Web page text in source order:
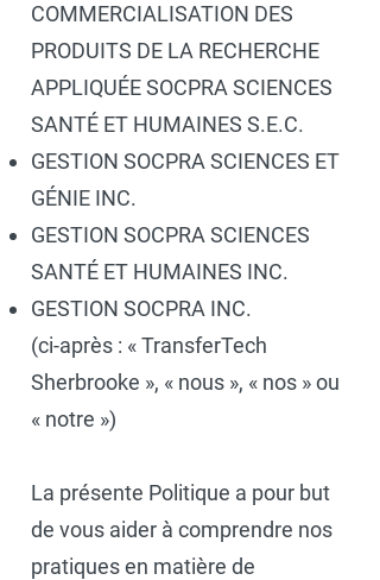
COMMERCIALISATION DES
PRODUITS DE LA RECHERCHE
APPLIQUÉE SOCPRA SCIENCES
SANTÉ ET HUMAINES S.E.C.
GESTION SOCPRA SCIENCES ET
GÉNIE INC.
GESTION SOCPRA SCIENCES
SANTÉ ET HUMAINES INC.
GESTION SOCPRA INC.
(ci-après : « TransferTech
Sherbrooke », « nous », « nos » ou
« notre »)
La présente Politique a pour but
de vous aider à comprendre nos
pratiques en matière de